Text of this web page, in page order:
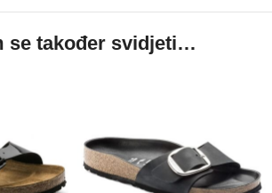
se također svidjeti…